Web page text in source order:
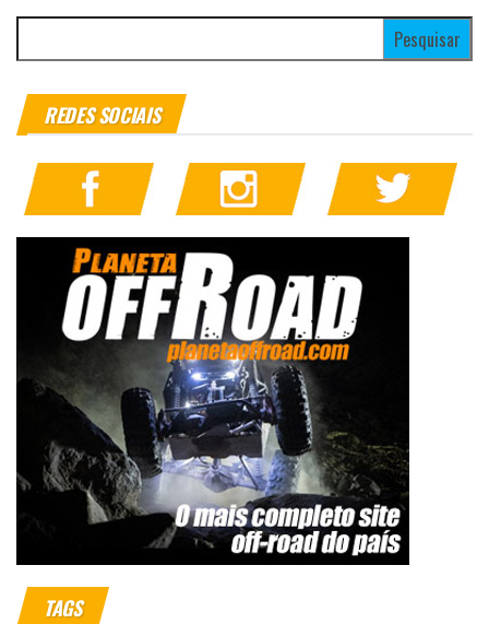
REDES SOCIAIS
TAGS